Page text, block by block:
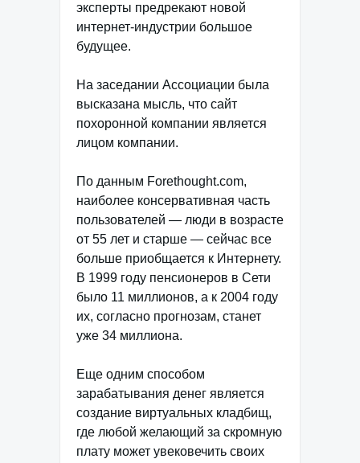
эксперты предрекают новой
интернет-индустрии большое
будущее.
На заседании Ассоциации была
высказана мысль, что сайт
похоронной компании является
лицом компании.
По данным Forethought.com,
наиболее консервативная часть
пользователей — люди в возрасте
от 55 лет и старше — сейчас все
больше приобщается к Интернету.
В 1999 году пенсионеров в Сети
было 11 миллионов, а к 2004 году
их, согласно прогнозам, станет
уже 34 миллиона.
Еще одним способом
зарабатывания денег является
создание виртуальных кладбищ,
где любой желающий за скромную
плату может увековечить своих